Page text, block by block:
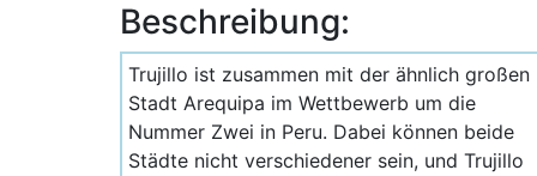
Beschreibung:
Trujillo ist zusammen mit der ähnlich großen
Stadt Arequipa im Wettbewerb um die
Nummer Zwei in Peru. Dabei können beide
Städte nicht verschiedener sein, und Trujillo